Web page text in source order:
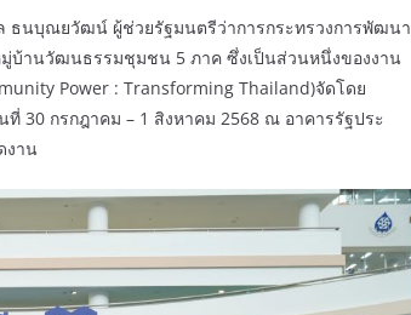
ธนบุณยวัฒน์ ผู้ช่วยรัฐมนตรีว่าการกระทรวงการพัฒนา
บ้านวัฒนธรรมชุมชน 5 ภาค ซึ่งเป็นส่วนหนึ่งของงาน
Power : Transforming Thailand)จัดโดย
30 กรกฎาคม – 1 สิงหาคม 2568 ณ อาคารรัฐประ
งาน